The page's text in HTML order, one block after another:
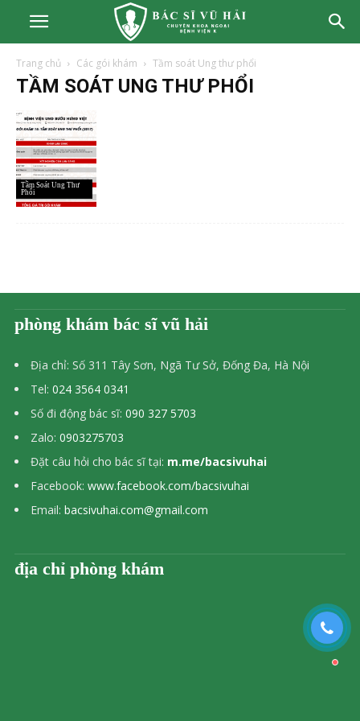
Trang chủ Các gói khám Tầm soát Ung thư phổi
TẦM SOÁT UNG THƯ PHỔI
Tầm Soát Ung Thư
Phổi
phòng khám bác sĩ vũ hải
Địa chỉ: Số 311 Tây Sơn, Ngã Tư Sở, Đống Đa, Hà Nội
Tel: 024 3564 0341
Số đi động bác sĩ: 090 327 5703
Zalo: 0903275703
Đặt câu hỏi cho bác sĩ tại: m.me/bacsivuhai
Facebook: www.facebook.com/bacsivuhai
Email: bacsivuhai.com@gmail.com
địa chỉ phòng khám